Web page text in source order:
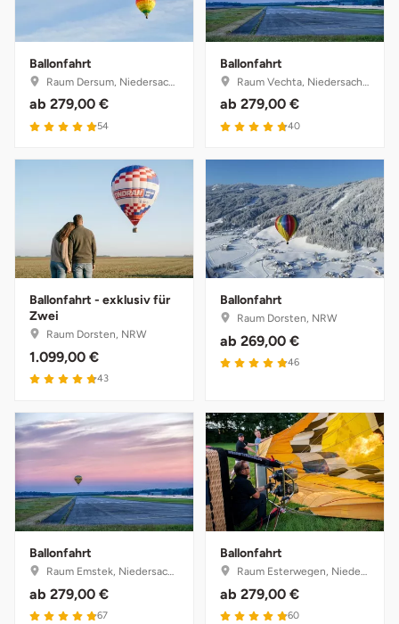
Ballonfahrt
Raum Dersum, Niedersachsen
ab 279,00 €
54
Ballonfahrt
Raum Vechta, Niedersachsen
ab 279,00 €
40
Ballonfahrt - exklusiv für
Zwei
Raum Dorsten, NRW
1.099,00 €
43
Ballonfahrt
Raum Dorsten, NRW
ab 269,00 €
46
Ballonfahrt
Raum Emstek, Niedersachsen
ab 279,00 €
67
Ballonfahrt
Raum Esterwegen, Niedersachsen
ab 279,00 €
60